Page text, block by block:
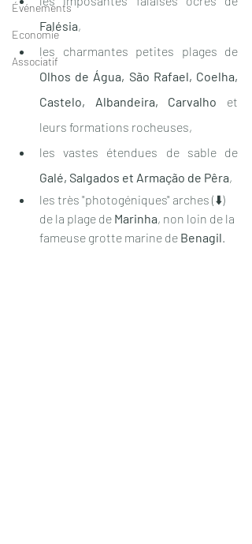
Événements
Economie
Associatif
Falésia,
Olhos de Água, São Rafael, Coelha,
Castelo, Albandeira, Carvalho et
leurs formations rocheuses,
Galé, Salgados et Armação de Pêra,
les très "photogéniques" arches (⬇️)
de la plage de Marinha, non loin de la
fameuse grotte marine de Benagil.